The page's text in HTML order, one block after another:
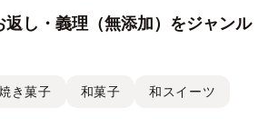
返し・義理（無添加）をジャンル
き菓子 和菓子 和スイーツ